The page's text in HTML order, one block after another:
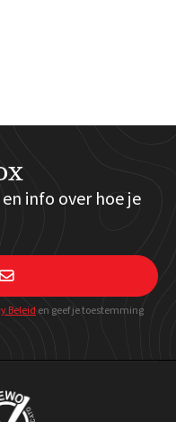
en info over hoe je

Beleid en geefje toestemming